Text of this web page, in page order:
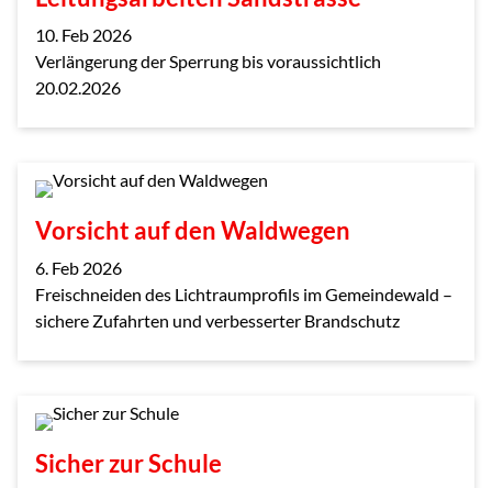
10. Feb 2026
Verlängerung der Sperrung bis voraussichtlich
20.02.2026
Vorsicht auf den Waldwegen
6. Feb 2026
Freischneiden des Lichtraumprofils im Gemeindewald –
sichere Zufahrten und verbesserter Brandschutz
Sicher zur Schule